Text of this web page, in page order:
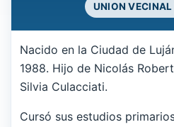
UNION
Nacido en la Ciudad de
1988. Hijo de Nicolás
Silvia Culacciati.
Cursó sus estudios